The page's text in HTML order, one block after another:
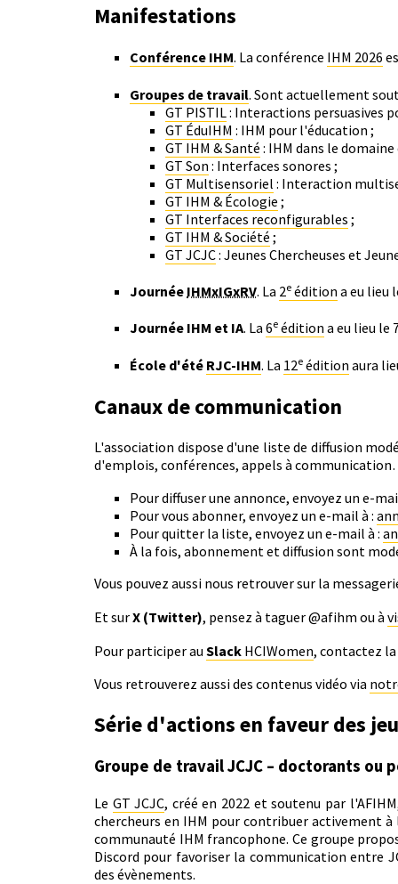
Manifestations
Conférence IHM. La conférence IHM 2026
Groupes de travail. Sont actuellement
GT PISTIL: Interactions persuasives
GT ÉduIHM : IHM pour l'éducation ;
GT IHM & Santé : IHM dans le domaine
GT Son : Interfaces sonores ;
GT Multisensoriel : Interaction
GT IHM & Écologie ;
GT Interfaces reconfigurables ;
GT IHM & Société ;
GT JCJC: Jeunes Chercheuses et
Journée IHMxIGxRV. La 2e édition a eu lieu
Journée IHM et IA. La 6e édition a eu lieu le
École d'été RJC-IHM. La 12e édition aura
Canaux de communication
L'association dispose d'une liste de diffusion
d'emplois, conférences, appels à
Pour diffuser une annonce, envoyez un e-
Pour vous abonner, envoyez un e-mail à :
Pour quitter la liste, envoyez un e-mail à :
À la fois, abonnement et diffusion sont
Vous pouvez aussi nous retrouver sur la
Et surX (Twitter), pensez à taguer @afihm ou à
Pour participer au Slack HCIWomen, contactez
Vous retrouverez aussi des contenus vidéo via
Série d'actions en faveur des
Groupe de travail JCJC – doctorants ou
Le GT JCJC, créé en 2022 et soutenu par
chercheurs en IHM pour contribuer activement
communauté IHM francophone. Ce groupe
Discord pour favoriser la communication entre
des évènements.